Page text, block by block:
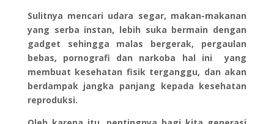
Sulitnya mencari udara segar, makan-makanan
yang serba instan, lebih suka bermain dengan
gadget sehingga malas bergerak, pergaulan
bebas, pornografi dan narkoba hal ini yang
membuat kesehatan fisik terganggu, dan akan
berdampak jangka panjang kepada kesehatan
reproduksi.